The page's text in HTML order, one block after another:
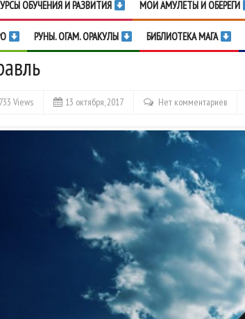
ОБУЧЕНИЯ И РАЗВИТИЯ МОИ АМУЛЕТЫ И ОБЕРЕГИ
РУНЫ. ОГАМ. ОРАКУЛЫ БИБЛИОТЕКА МАГА
Views 13 октября, 2017 Нет комментариев